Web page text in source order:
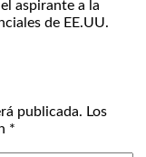
aspirante a la
de EE.UU.
publicada. Los
*